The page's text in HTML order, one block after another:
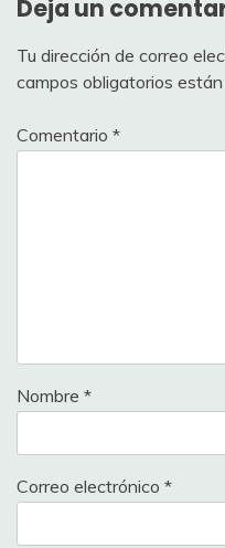
Deja un
Tu dirección de correo
campos obligatorios
Comentario *
Nombre *
Correo electrónico *